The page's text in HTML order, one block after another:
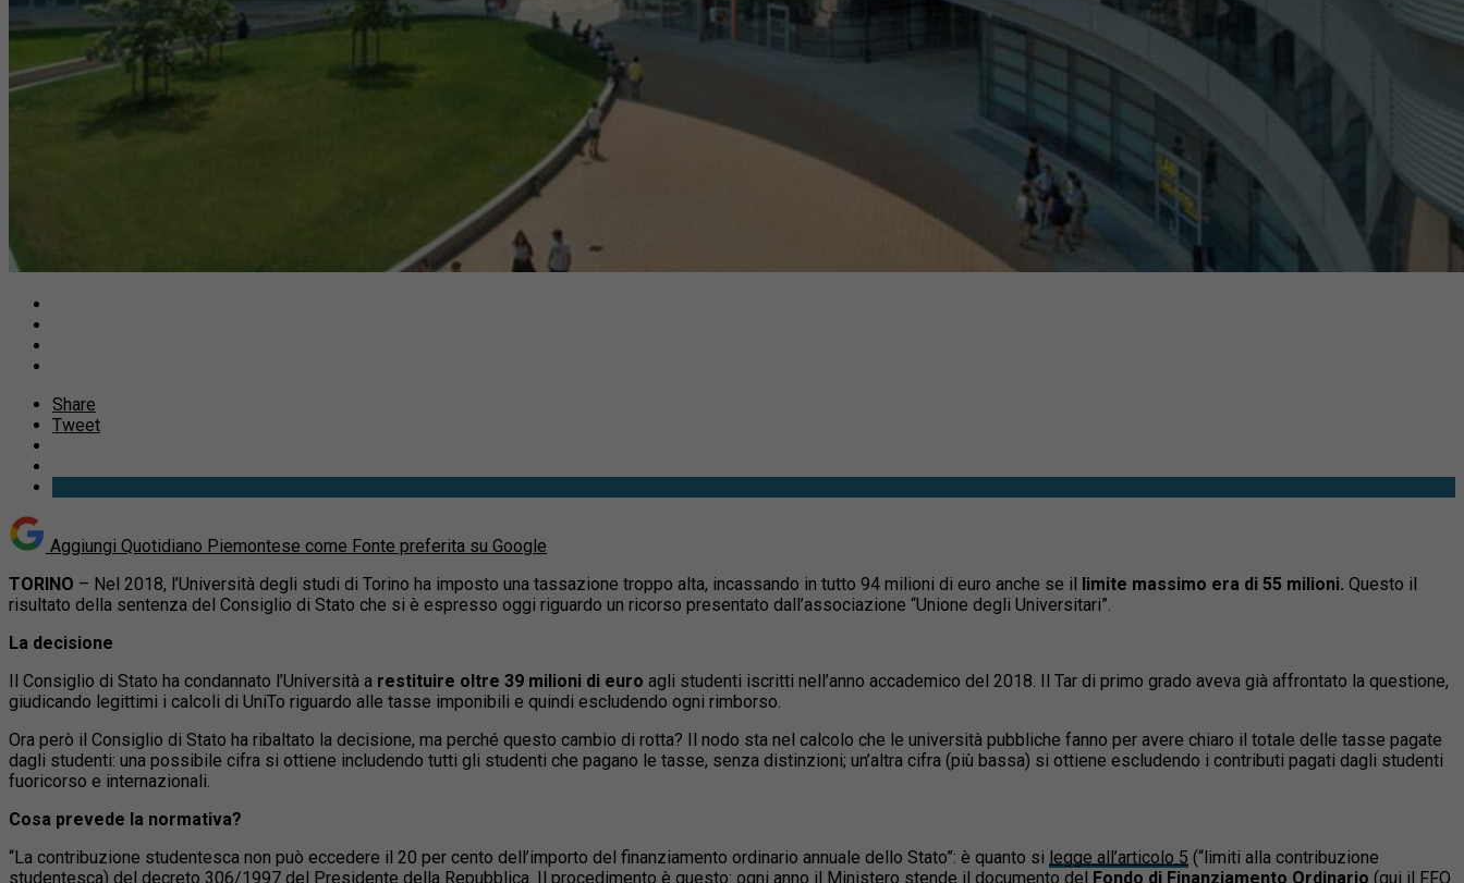
Share
Tweet
Aggiungi Quotidiano Piemontese come Fonte preferita su Google
TORINO – Nel 2018, l’Università degli studi di Torino ha imposto una tassazione troppo alta, incassando in tutto 94 milioni di euro anche se il limite massimo era di 55 milioni. Questo il
risultato della sentenza del Consiglio di Stato che si è espresso oggi riguardo un ricorso presentato dall’associazione “Unione degli Universitari”.
La decisione
Il Consiglio di Stato ha condannato l’Università a restituire oltre 39 milioni di euro agli studenti iscritti nell’anno accademico del 2018. Il Tar di primo grado aveva già affrontato la questione,
giudicando legittimi i calcoli di UniTo riguardo alle tasse imponibili e quindi escludendo ogni rimborso.
Ora però il Consiglio di Stato ha ribaltato la decisione, ma perché questo cambio di rotta? Il nodo sta nel calcolo che le università pubbliche fanno per avere chiaro il totale delle tasse pagate
dagli studenti: una possibile cifra si ottiene includendo tutti gli studenti che pagano le tasse, senza distinzioni; un’altra cifra (più bassa) si ottiene escludendo i contributi pagati dagli studenti
fuoricorso e internazionali.
Cosa prevede la normativa?
“La contribuzione studentesca non può eccedere il 20 per cento dell’importo del finanziamento ordinario annuale dello Stato”: è quanto si legge all’articolo 5 (“limiti alla contribuzione
studentesca) del decreto 306/1997 del Presidente della Repubblica. Il procedimento è questo: ogni anno il Ministero stende il documento del Fondo di Finanziamento Ordinario (qui il FFO